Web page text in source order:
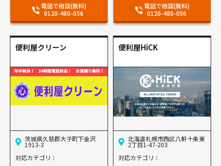
電話で相談(無料)
0120-480-056
電話で相談(無料)
0120-480-056
便利屋クリーン
茨城県久慈郡大子町下金沢
1913-3
対応カテゴリ：
便利屋HiCK
北海道札幌市西区八軒十条東
2丁目1-47-203
対応カテゴリ：